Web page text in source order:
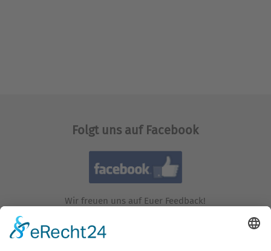
Folgt uns auf Facebook
Wir freuen uns auf Euer Feedback!
Folgt uns auf Instagram!